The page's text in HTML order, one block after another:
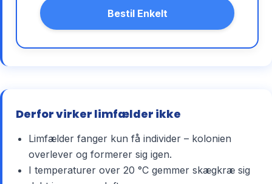
Bestil Enkelt
Derfor virker limfælder ikke
Limfælder fanger kun få individer – kolonien
overlever og formerer sig igen.
I temperaturer over 20 °C gemmer skægkræ sig